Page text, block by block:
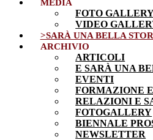
MEDIA
FOTO
VIDEO
>SARÀ UNA BELLA
ARCHIVIO
ARTICOLI
E SARÀ UNA
EVENTI
FORMAZIONE
RELAZIONI E
FOTOGALLERY
BIENNALE
NEWSLETTER